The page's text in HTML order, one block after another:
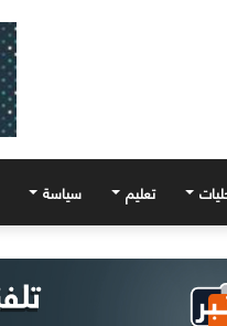
تعليم سياسة